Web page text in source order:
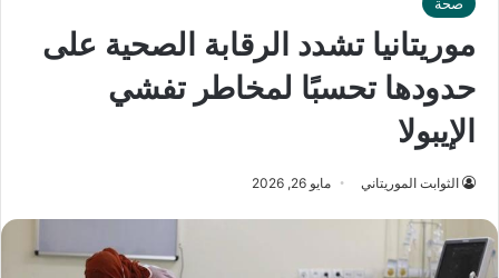
موريتانيا تشدد الرقابة الصحية على
حدودها تحسبًا لمخاطر تفشي
الإيبولا
الثوابت الموريتاني مايو 26, 2026